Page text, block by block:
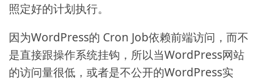
照定好的计划执行。
因为WordPress的 Cron Job依赖前端访问，而不
是直接跟操作系统挂钩，所以当WordPress网站
的访问量很低，或者是不公开的WordPress实